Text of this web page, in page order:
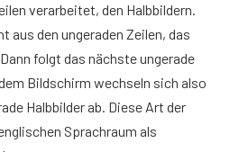
verarbeitet, den Halbbildern.
aus den ungeraden Zeilen, das
folgt das nächste ungerade
Bildschirm wechseln sich also
Halbbilder ab. Diese Art der
Sprachraum als